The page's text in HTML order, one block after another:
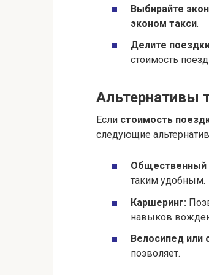
Выбирайте
эконом такси.
Делите
стоимость
Альтернативы
Если стоимость
следующие
Общественный
таким удобным.
Каршеринг:
навыков
Велосипед или
позволяет.